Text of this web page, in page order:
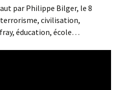
par Philippe Bilger, le 8
civilisation,
éducation, école…